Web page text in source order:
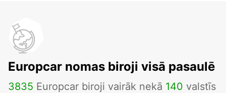
Europcar nomas biroji visā pasaulē
3835 Europcar biroji vairāk nekā 140 valstīs